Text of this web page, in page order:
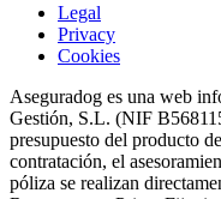
Legal
Privacy
Cookies
Aseguradog es una web
Gestión, S.L. (NIF
presupuesto del producto
contratación, el
póliza se realizan